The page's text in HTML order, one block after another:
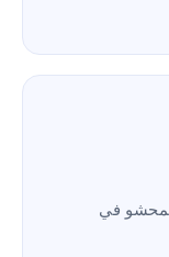
في